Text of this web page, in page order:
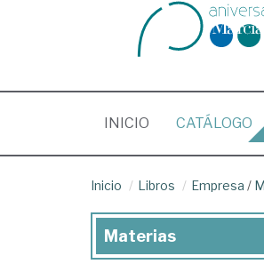
INICIO (CURRENT)
CATÁLOGO
Inicio Libros Empresa /
Materias